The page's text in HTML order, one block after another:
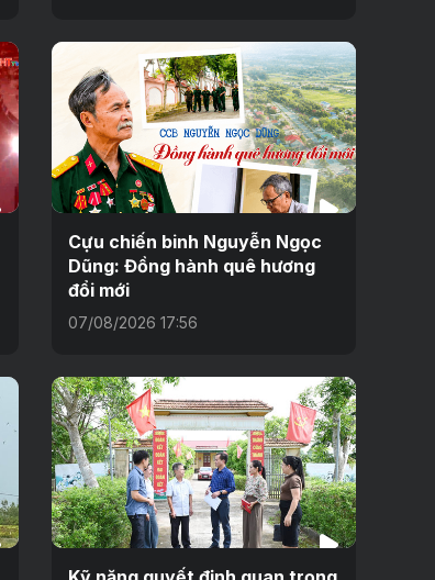
Cựu chiến binh Nguyễn Ngọc
Dũng: Đồng hành quê hương
đổi mới
07/08/2026 17:56